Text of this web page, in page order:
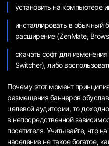
установить на компьютере
инсталлировать в обычный
расширение (ZenMate,
скачать софт для
Switcher), либо
Почему этот момент
размещения баннеров
целевой аудитории, то
в непосредственной
посетителя. Учитывайте, что
население не такое богатое,